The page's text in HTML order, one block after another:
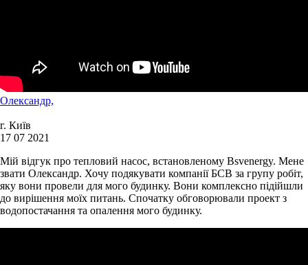
Олександр,
г. Київ
17 07 2021
Мій відгук про тепловий насос, встановленому Bsvenergy. Мене
звати Олександр. Хочу подякувати компанії БСВ за групу робіт,
яку вони провели для мого будинку. Вони комплексно підійшли
до вирішення моїх питань. Спочатку обговорювали проект з
водопостачання та опалення мого будинку.